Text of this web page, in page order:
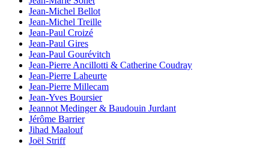
Jean-Michel Bellot
Jean-Michel Treille
Jean-Paul Croizé
Jean-Paul Gires
Jean-Paul Gourévitch
Jean-Pierre Ancillotti & Catherine Coudray
Jean-Pierre Laheurte
Jean-Pierre Millecam
Jean-Yves Boursier
Jeannot Medinger & Baudouin Jurdant
Jérôme Barrier
Jihad Maalouf
Joël Striff